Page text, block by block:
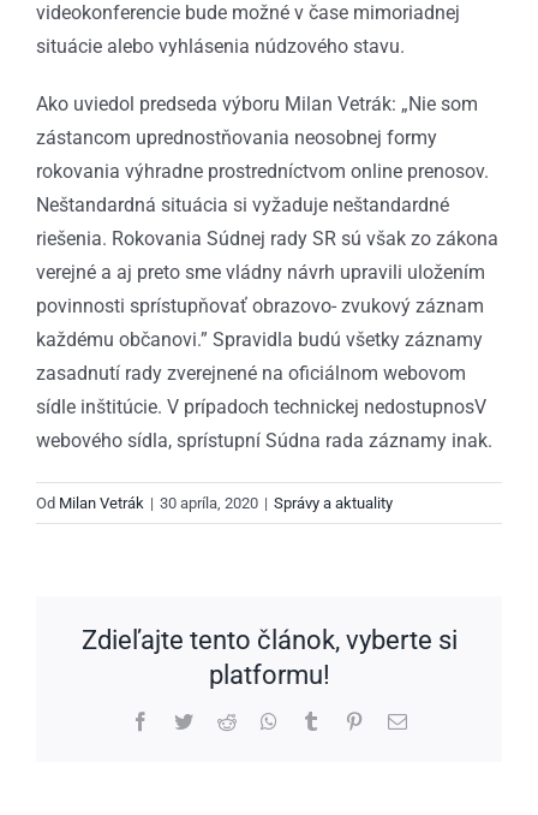
videokonferencie bude možné v čase mimoriadnej
situácie alebo vyhlásenia núdzového stavu.
Ako uviedol predseda výboru Milan Vetrák: „Nie som
zástancom uprednostňovania neosobnej formy
rokovania výhradne prostredníctvom online prenosov.
Neštandardná situácia si vyžaduje neštandardné
riešenia. Rokovania Súdnej rady SR sú však zo zákona
verejné a aj preto sme vládny návrh upravili uložením
povinnosti sprístupňovať obrazovo- zvukový záznam
každému občanovi.” Spravidla budú všetky záznamy
zasadnutí rady zverejnené na oficiálnom webovom
sídle inštitúcie. V prípadoch technickej nedostupnosV
webového sídla, sprístupní Súdna rada záznamy inak.
Od Milan Vetrák | 30 apríla, 2020 | Správy a aktuality
Zdieľajte tento článok, vyberte si
platformu!
Facebook
TwitterReddit WhatsApp
Tumblr PinterestEmail